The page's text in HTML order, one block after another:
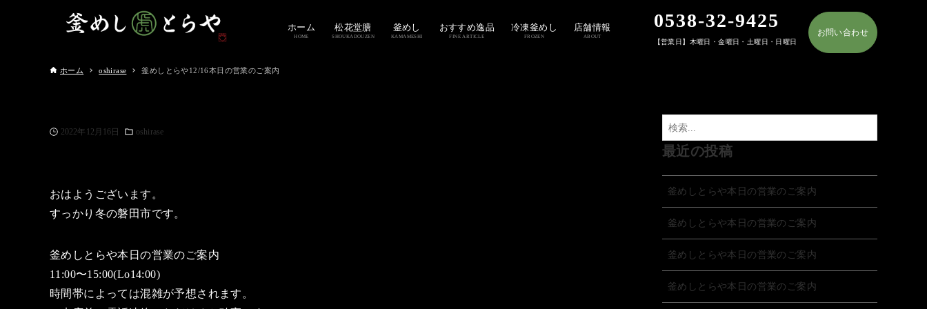
ホーム
HOME
松花堂膳
SHOUKADOUZEN
釜めし
KAMAMESHI
おすすめ逸品
FINE ARTICLE
冷凍釜めし
FROZEN
店舗情報
ABOUT
0538-32-9425
【営業日】木曜日・金曜日・土曜日・日曜日
お問い合わせ
ホーム oshirase 釜めしとらや12/16本日の営業のご案内
2022年12月16日 oshirase
おはようございます。
すっかり冬の磐田市です。
釜めしとらや本日の営業のご案内
11:00〜15:00(Lo14:00)
時間帯によっては混雑が予想されます。
最近の投稿
釜めしとらや本日の営業のご案内
釜めしとらや本日の営業のご案内
釜めしとらや本日の営業のご案内
釜めしとらや本日の営業のご案内